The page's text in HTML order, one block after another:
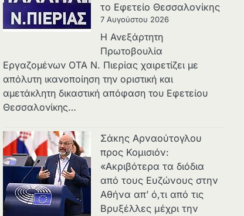
το Εφετείο Θεσσαλονίκης
7 Αυγούστου 2026
Η Ανεξάρτητη
Πρωτοβουλία
Εργαζομένων ΟΤΑ Ν. Πιερίας χαιρετίζει με
απόλυτη ικανοποίηση την οριστική και
αμετάκλητη δικαστική απόφαση του Εφετείου
Θεσσαλονίκης…
Σάκης Αρναούτογλου
προς Κομισιόν:
«Ακριβότερα τα διόδια
από τους Ευζώνους στην
Αθήνα απ’ ό,τι από τις
Βρυξέλλες μέχρι την